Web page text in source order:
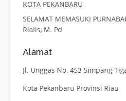
KOTA PEKANBARU
SELAMAT MEMASUKI
Rialis, M. Pd
Alamat
Jl. Unggas No. 453 Simpang
Kota Pekanbaru Provinsi Riau